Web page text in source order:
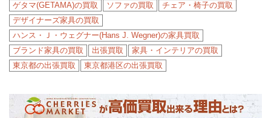
ゲタマ(GETAMA)の買取
ソファの買取
チェア・椅子の買取
デザイナーズ家具の買取
ハンス・Ｊ・ウェグナー(Hans J. Wegner)の家具買取
ブランド家具の買取
出張買取
家具・インテリアの買取
東京都の出張買取
東京都港区の出張買取